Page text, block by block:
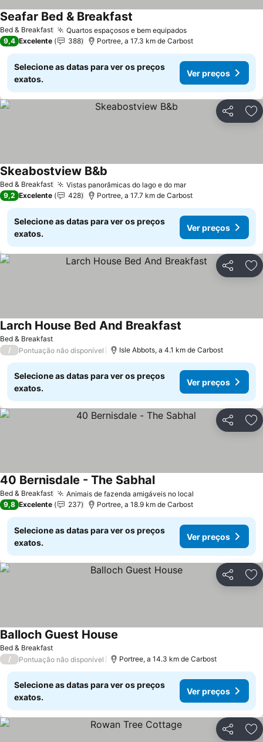
Bed & Breakfast Quartos espaçosos e bem equipadosVer preços
Seafar Bed & Breakfast
9,4 Excelente 388 Portree, a 17.3 km de Carbost
Selecione as datas para ver os preços
exatos.
Ver preços
Partilhar
Bed & Breakfast Vistas panorâmicas do lago e do marVer preços
Skeabostview B&b
9,2 Excelente 428 Portree, a 17.7 km de Carbost
Selecione as datas para ver os preços
exatos.
Ver preços
Partilhar
Bed & Breakfast
Larch House Bed And Breakfast
/ Pontuação não disponível Isle Abbots, a 4.1 km de Carbost
Selecione as datas para ver os preços
exatos.
Ver preços
Partilhar
Bed & Breakfast Animais de fazenda amigáveis no local
40 Bernisdale - The SabhalVer preços
9,8 Excelente 237 Portree, a 18.9 km de Carbost
Selecione as datas para ver os preços
exatos.
Ver preços
Partilhar
Bed & Breakfast
Balloch Guest House
/ Pontuação não disponível Portree, a 14.3 km de Carbost
Selecione as datas para ver os preços
exatos.
Ver preços
Partilhar